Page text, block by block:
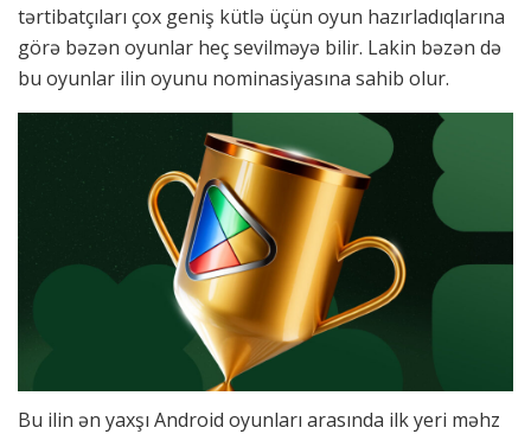
tərtibatçıları çox geniş kütlə üçün oyun hazırladıqlarına
görə bəzən oyunlar heç sevilməyə bilir. Lakin bəzən də
bu oyunlar ilin oyunu nominasiyasına sahib olur.
Bu ilin ən yaxşı Android oyunları arasında ilk yeri məhz